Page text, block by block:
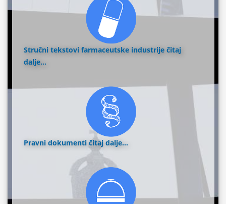
Stručni tekstovi farmaceutske industriječitaj
dalje...
Pravni dokumentičitaj dalje...